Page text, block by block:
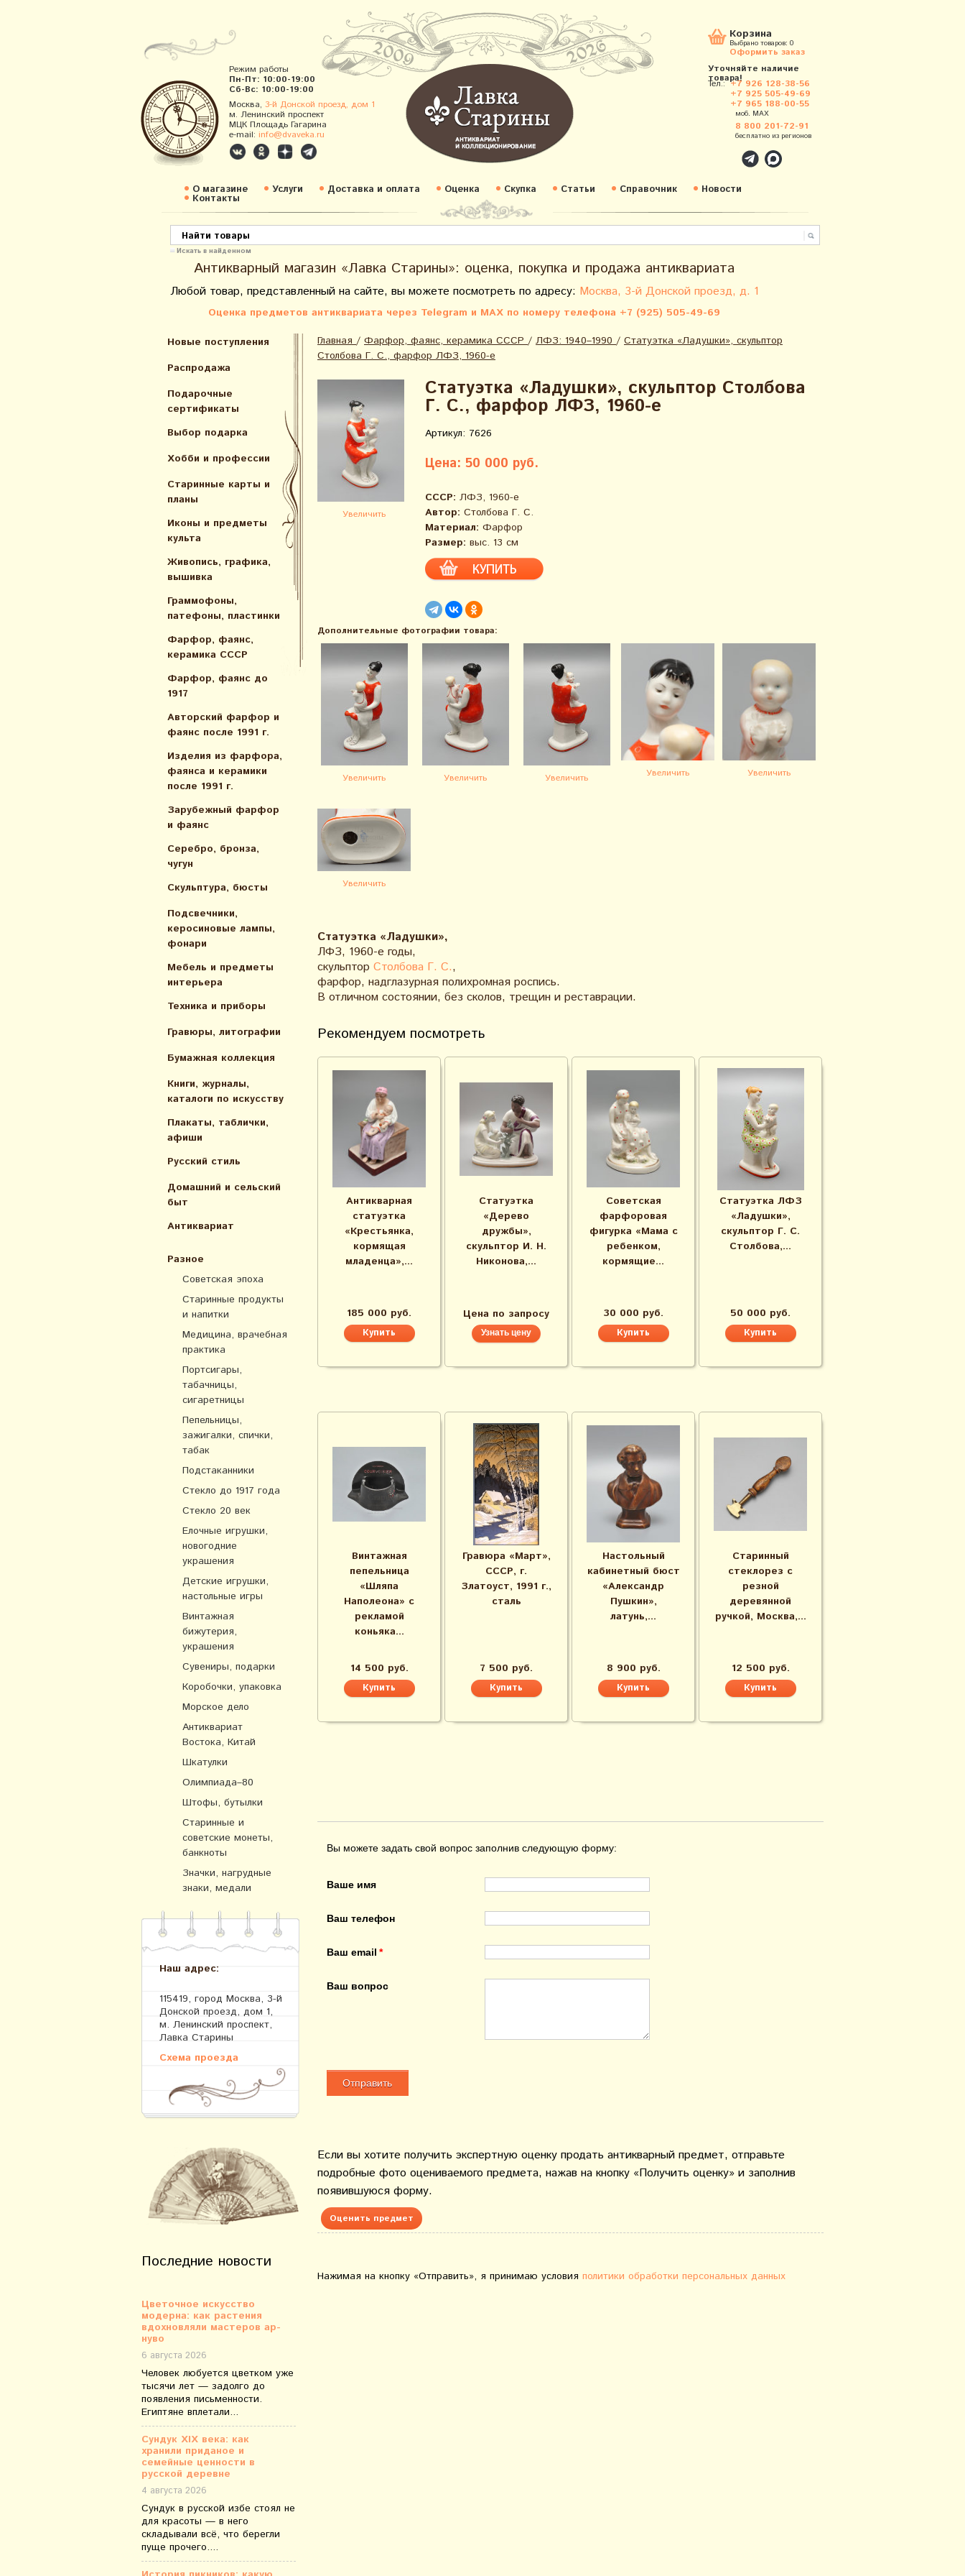
Режим работы
Пн-Пт: 10:00-19:00
Сб-Вс: 10:00-19:00
Москва, 3-й Донской проезд, дом 1
м. Ленинский проспект
МЦК Площадь Гагарина
e-mail: info@dvaveka.ru
Корзина
Выбрано товаров: 0
Оформить заказ
Уточняйте наличие
товара!
Тел.: +7 926 128-38-56
+7 925 505-49-69
+7 965 188-00-55
моб. MAX
8 800 201-72-91
бесплатно из регионов
О магазине Услуги Доставка и оплата Оценка Скупка Статьи Справочник Новости
Контакты
Искать в найденном
Антикварный магазин «Лавка Старины»: оценка, покупка и продажа антиквариата
Любой товар, представленный на сайте, вы можете посмотреть по адресу: Москва, 3-й Донской проезд, д. 1
Оценка предметов антиквариата через Telegram и MAX по номеру телефона +7 (925) 505-49-69
Новые поступления
Распродажа
Подарочные
сертификаты
Выбор подарка
Хобби и профессии
Старинные карты и
планы
Иконы и предметы
культа
Живопись, графика,
вышивка
Граммофоны,
патефоны, пластинки
Фарфор, фаянс,
керамика СССР
Фарфор, фаянс до
1917
Авторский фарфор и
фаянс после 1991 г.
Изделия из фарфора,
фаянса и керамики
после 1991 г.
Зарубежный фарфор
и фаянс
Серебро, бронза,
чугун
Скульптура, бюсты
Подсвечники,
керосиновые лампы,
фонари
Мебель и предметы
интерьера
Техника и приборы
Гравюры, литографии
Бумажная коллекция
Книги, журналы,
каталоги по искусcтву
Плакаты, таблички,
афиши
Русский стиль
Домашний и сельский
быт
Антиквариат
Разное
Советская эпоха
Старинные продукты
и напитки
Медицина, врачебная
практика
Портсигары,
табачницы,
сигаретницы
Пепельницы,
зажигалки, спички,
табак
Подстаканники
Стекло до 1917 года
Стекло 20 век
Елочные игрушки,
новогодние
украшения
Детские игрушки,
настольные игры
Винтажная
бижутерия,
украшения
Сувениры, подарки
Коробочки, упаковка
Морское дело
Антиквариат
Востока, Китай
Шкатулки
Олимпиада–80
Штофы, бутылки
Старинные и
советские монеты,
банкноты
Значки, нагрудные
знаки, медали
Наш адрес:
115419, город Москва, 3-й
Донской проезд, дом 1,
м. Ленинский проспект,
Лавка Старины
Схема проезда
Последние новости
Цветочное искусство
модерна: как растения
вдохновляли мастеров ар-
нуво
6 августа 2026
Человек любуется цветком уже
тысячи лет — задолго до
появления письменности.
Египтяне вплетали...
Сундук XIX века: как
хранили приданое и
семейные ценности в
русской деревне
4 августа 2026
Сундук в русской избе стоял не
для красоты — в него
складывали всё, что берегли
пуще прочего....
Главная / Фарфор, фаянс, керамика СССР / ЛФЗ: 1940–1990 / Статуэтка «Ладушки», скульптор
Столбова Г. С., фарфор ЛФЗ, 1960-е
Увеличить
Статуэтка «Ладушки», скульптор Столбова
Г. С., фарфор ЛФЗ, 1960-е
Артикул: 7626
Цена: 50 000 руб.
СССР: ЛФЗ, 1960-е
Автор: Столбова Г. С.
Материал: Фарфор
Размер: выс. 13 см
Дополнительные фотографии товара:
Увеличить Увеличить Увеличить Увеличить Увеличить
Увеличить
Статуэтка «Ладушки»,
ЛФЗ, 1960-е годы,
скульптор Столбова Г. С.,
фарфор, надглазурная полихромная роспись.
В отличном состоянии, без сколов, трещин и реставрации.
Рекомендуем посмотреть
Антикварная
статуэтка
«Крестьянка,
кормящая
младенца»,...
185 000 руб.
Статуэтка
«Дерево
дружбы»,
скульптор И. Н.
Никонова,...
Цена по запросу
Узнать цену
Советская
фарфоровая
фигурка «Мама с
ребенком,
кормящие...
30 000 руб.
Статуэтка ЛФЗ
«Ладушки»,
скульптор Г. С.
Столбова,...
50 000 руб.
Винтажная
пепельница
«Шляпа
Наполеона» с
рекламой
коньяка...
14 500 руб.
Гравюра «Март»,
СССР, г.
Златоуст, 1991 г.,
сталь
7 500 руб.
Настольный
кабинетный бюст
«Александр
Пушкин»,
латунь,...
8 900 руб.
Старинный
стеклорез с
резной
деревянной
ручкой, Москва,...
12 500 руб.
Вы можете задать свой вопрос заполнив следующую форму:
Ваше имя
Ваш телефон
Ваш email
Ваш вопрос
Если вы хотите получить экспертную оценку продать антикварный предмет, отправьте
подробные фото оцениваемого предмета, нажав на кнопку «Получить оценку» и заполнив
появившуюся форму.
Оценить предмет
Нажимая на кнопку «Отправить», я принимаю условия политики обработки персональных данных